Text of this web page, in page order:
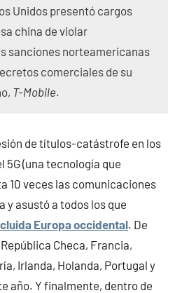
Unidos presentó cargos
china de violar
sanciones norteamericanas
comerciales de su
T-Mobile.
de títulos-catástrofe en los
5G (una tecnología que
10 veces las comunicaciones
y asustó a todos los que
Europa occidental. De
Checa, Francia,
Irlanda, Holanda, Portugal y
año. Y finalmente, dentro de